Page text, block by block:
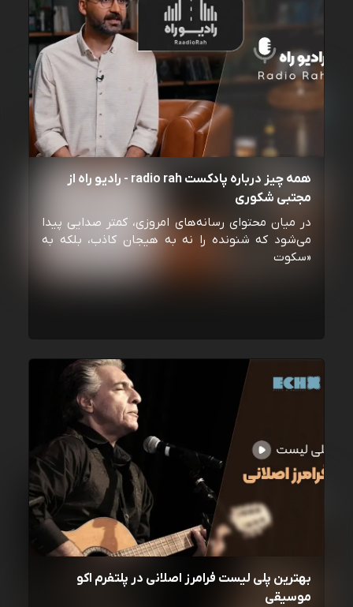
همه چیز درباره پادکست radio rah - رادیو راه از
مجتبی شکوری
در میان محتوای رسانه‌های امروزی، کمتر صدایی پیدا
می‌شود که شنونده را نه به هیجان کاذب، بلکه به
«سکوت
بهترین پلی لیست فرامرز اصلانی در پلتفرم اکو
موسیقی